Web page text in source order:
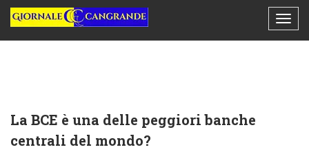
La BCE è una delle peggiori banche
centrali del mondo?